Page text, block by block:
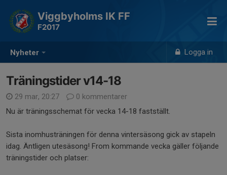
Nyheter Logga in
Viggbyholms IK FF
F2017
Träningstider v14-18
29 mar, 20:27
0 kommentarer
Nu är träningsschemat för vecka 14-18 fastställt.
Sista inomhusträningen för denna vintersäsong gick av stapeln
idag. Äntligen utesäsong! From kommande vecka gäller följande
träningstider och platser: